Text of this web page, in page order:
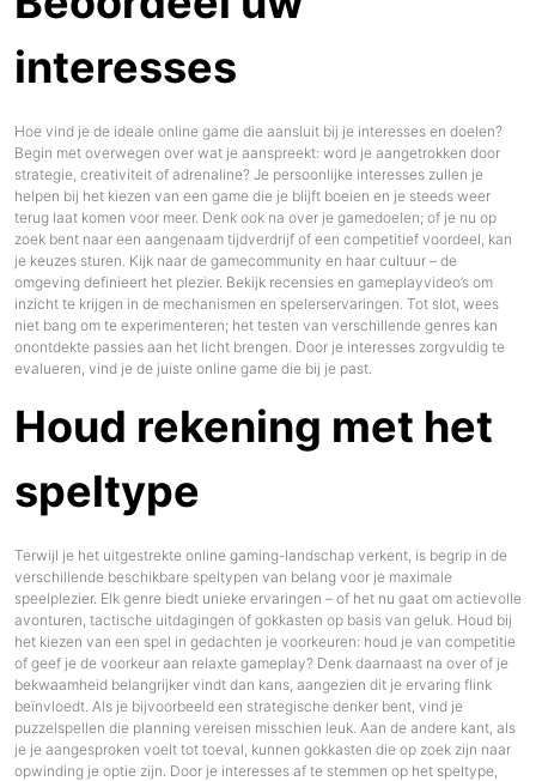
interesses
Hoe vind je de ideale online game die aansluit bij je interesses en doelen?
Begin met overwegen over wat je aanspreekt: word je aangetrokken door
strategie, creativiteit of adrenaline? Je persoonlijke interesses zullen je
helpen bij het kiezen van een game die je blijft boeien en je steeds weer
terug laat komen voor meer. Denk ook na over je gamedoelen; of je nu op
zoek bent naar een aangenaam tijdverdrijf of een competitief voordeel, kan
je keuzes sturen. Kijk naar de gamecommunity en haar cultuur – de
omgeving definieert het plezier. Bekijk recensies en gameplayvideo’s om
inzicht te krijgen in de mechanismen en spelerservaringen. Tot slot, wees
niet bang om te experimenteren; het testen van verschillende genres kan
onontdekte passies aan het licht brengen. Door je interesses zorgvuldig te
evalueren, vind je de juiste online game die bij je past.
Houd rekening met het
speltype
Terwijl je het uitgestrekte online gaming-landschap verkent, is begrip in de
verschillende beschikbare speltypen van belang voor je maximale
speelplezier. Elk genre biedt unieke ervaringen – of het nu gaat om actievolle
avonturen, tactische uitdagingen of gokkasten op basis van geluk. Houd bij
het kiezen van een spel in gedachten je voorkeuren: houd je van competitie
of geef je de voorkeur aan relaxte gameplay? Denk daarnaast na over of je
bekwaamheid belangrijker vindt dan kans, aangezien dit je ervaring flink
beïnvloedt. Als je bijvoorbeeld een strategische denker bent, vind je
puzzelspellen die planning vereisen misschien leuk. Aan de andere kant, als
je je aangesproken voelt tot toeval, kunnen gokkasten die op zoek zijn naar
opwinding je optie zijn. Door je interesses af te stemmen op het speltype,